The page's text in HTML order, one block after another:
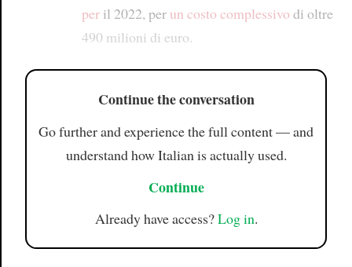
peril 2022, per un costo complessivo di oltre
490 milioni di euro.
Continue the conversation
Go further and experience the full content — and
understand how Italian is actually used.
Continue
Already have access?Log in.